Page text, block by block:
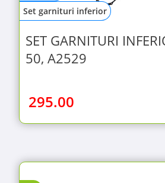
Set garnituri inferior
SET GARNITURI
50, A2529
295.00